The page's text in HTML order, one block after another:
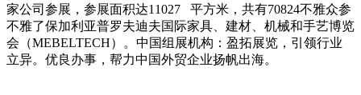
家公司参展，参展面积达11027 平方米，共有70824不雅众参
不雅了保加利亚普罗夫迪夫国际家具、建材、机械和手艺博览
会（MEBELTECH）。中国组展机构：盈拓展览，引领行业
立异。优良办事，帮力中国外贸企业扬帆出海。